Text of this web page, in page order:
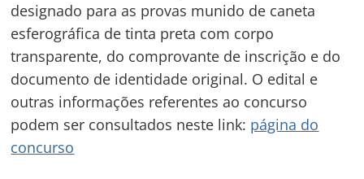
designado para as provas munido de caneta
esferográfica de tinta preta com corpo
transparente, do comprovante de inscrição e do
documento de identidade original. O edital e
outras informações referentes ao concurso
podem ser consultados neste link: página do
concurso